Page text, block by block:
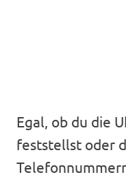
Egal, ob du die
feststellst oder